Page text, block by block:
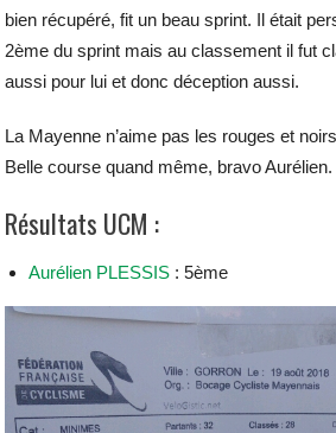
bien récupéré, fit un beau sprint. Il était
2ème du sprint mais au classement il fut
aussi pour lui et donc déception aussi.
La Mayenne n’aime pas les rouges et
Belle course quand même, bravo Aurélien.
Résultats UCM :
Aurélien PLESSIS : 5ème